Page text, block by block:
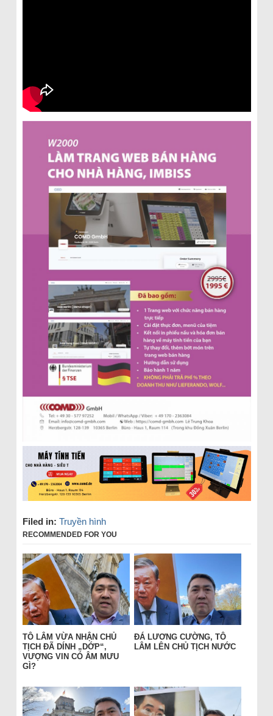
Filed in: Truyền hình
RECOMMENDED FOR YOU
TÔ LÂM VỪA NHẬN CHỦ
TỊCH ĐÃ DÍNH „DỚP“,
VƯỢNG VIN CÓ ÂM MƯU
GÌ?
ĐÁ LƯƠNG CƯỜNG, TÔ
LÂM LÊN CHỦ TỊCH NƯỚC